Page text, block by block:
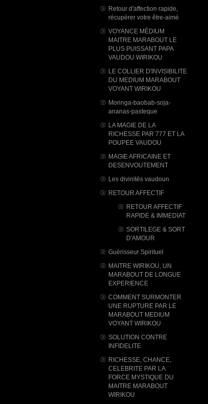
Retour d'affection rapide,
récupérer votre être-aimé
VOYANCE MÉDIUM
MAITRE MARABOUT LE
PLUS PUISSANT PAPA
VAUDOU WIRIKOU
LE COLLIER D'INVISIBILITE
DU MEDIUM MARABOUT
VOYANT WIRIKOU
Moringa-baobab-soja-
ananas-pasteque
LA MAGIE DE LA
RICHESSE PAR 777 ET LA
POUPEE VAUDOU
MAGIE AFRICAINE ET
DESENVOUTEMENT
Les divinités vaudoun
RETOUR AFFECTIF
RETOUR AFFECTIF
RAPIDE & IMMEDIAT
SORTILEGE & SORT
D'AMOUR
Guérisseur Spirituel
MAITRE WIRIKOU, UN
MARABOUT DE LONGUE
EXPERIENCE
COMMENT SURMONTER
UNE RUPTURE PAR LE
MARABOUT MEDIUM
VOYANT WIRIKOU
SOLUTION CONTRE
INFIDELITE
RICHESSE, CHANCE,
CELEBRITE PAR LA
FORCE MYSTIQUE DU
MAITRE MARABOUT
WIRIKOU